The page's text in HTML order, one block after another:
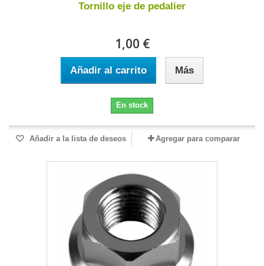
Tornillo eje de pedalier
1,00 €
Añadir al carrito Más
En stock
Añadir a la lista de deseos Agregar para comparar